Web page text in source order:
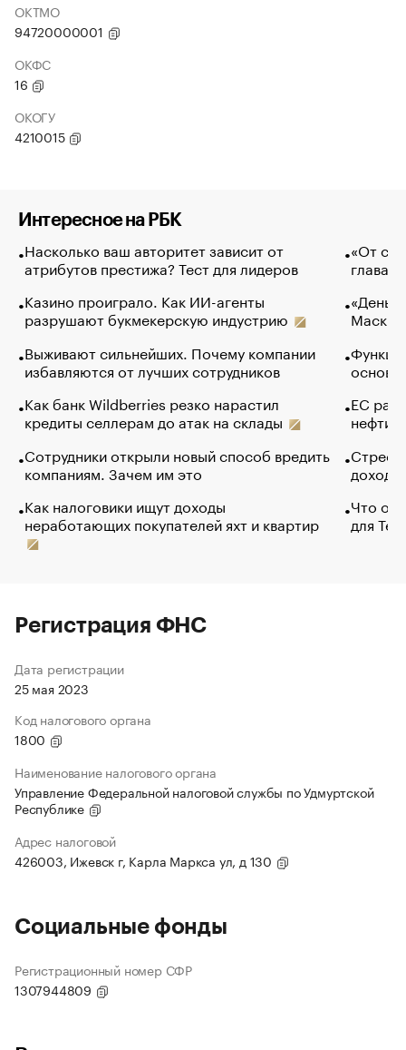
ОКТМО
94720000001
ОКФС
16
ОКОГУ
4210015
Интересное на РБК
Насколько ваш авторитет зависит от
атрибутов престижа? Тест для лидеров
Казино проиграло. Как ИИ-агенты
разрушают букмекерскую индустрию
Выживают сильнейших. Почему компании
избавляются от лучших сотрудников
Как банк Wildberries резко нарастил
кредиты селлерам до атак на склады
Сотрудники открыли новый способ вредить
компаниям. Зачем им это
Как налоговики ищут доходы
неработающих покупателей яхт и квартир
«От
глава
Маск в
основ
ЕС
нефти
Что
для
Регистрация ФНС
Дата регистрации
25 мая 2023
Код налогового органа
1800
Наименование налогового органа
Управление Федеральной налоговой службы по Удмуртской
Республике
Адрес налоговой
426003, Ижевск г, Карла Маркса ул, д 130
Социальные фонды
Регистрационный номер СФР
1307944809